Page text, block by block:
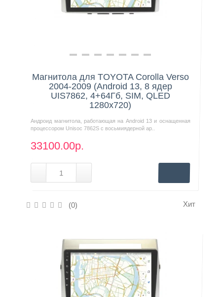
Нашли дешевле?
Магнитола для TOYOTA Corolla Verso
2004-2009 (Android 13, 8 ядер
UIS7862, 4+64Гб, SIM, QLED
1280x720)
Андроид магнитола, работающая на Android 13 и оснащенная
процессором Unisoc 7862S с восьмиядерной ар..
33100.00р.
(0) Хит